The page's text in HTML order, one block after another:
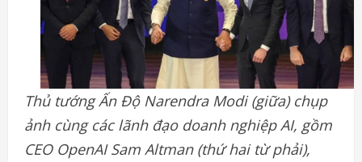
Thủ tướng Ấn Độ Narendra Modi (giữa) chụp
ảnh cùng các lãnh đạo doanh nghiệp AI, gồm
CEO OpenAI Sam Altman (thứ hai từ phải),